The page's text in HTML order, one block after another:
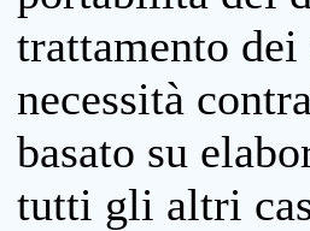
trattamento dei
necessità
basato su
tutti gli altri